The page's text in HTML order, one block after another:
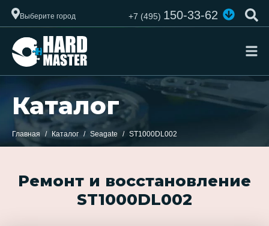
Выберите город +7 (495)150-33-62
Каталог
Главная Каталог Seagate ST1000DL002
Ремонт и восстановление
ST1000DL002